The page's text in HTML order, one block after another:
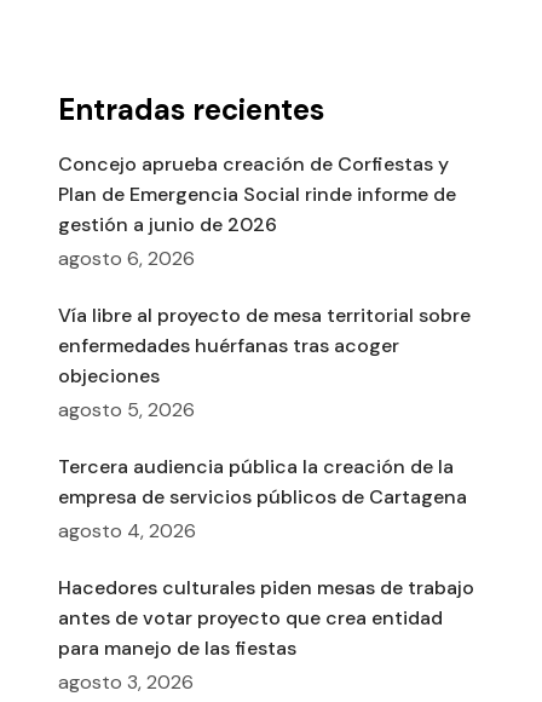
Entradas recientes
Concejo aprueba creación de Corfiestas y
Plan de Emergencia Social rinde informe de
gestión a junio de 2026
agosto 6, 2026
Vía libre al proyecto de mesa territorial sobre
enfermedades huérfanas tras acoger
objeciones
agosto 5, 2026
Tercera audiencia pública la creación de la
empresa de servicios públicos de Cartagena
agosto 4, 2026
Hacedores culturales piden mesas de trabajo
antes de votar proyecto que crea entidad
para manejo de las fiestas
agosto 3, 2026